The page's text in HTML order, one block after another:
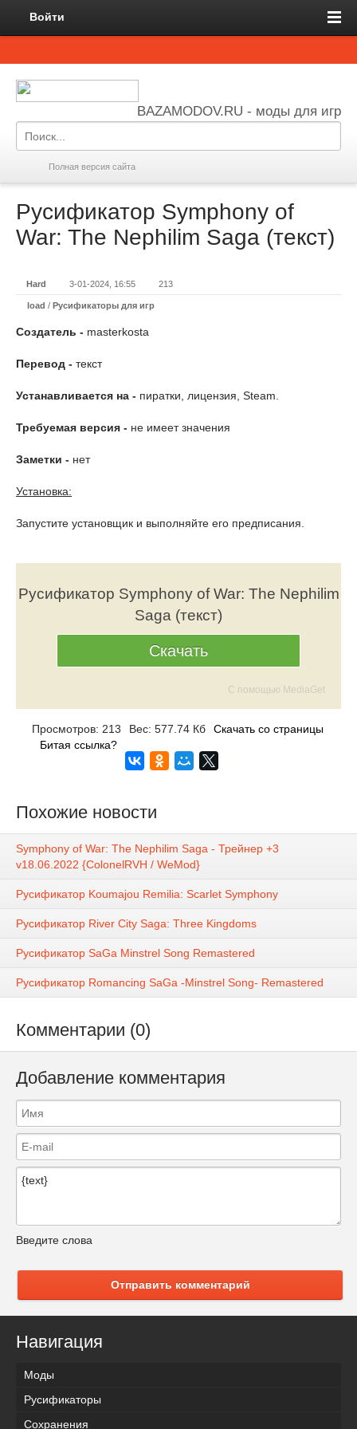
Войти
BAZAMODOV.RU - моды для игр
Полная версия сайта
Русификатор Symphony of
War: The Nephilim Saga (текст)
Hard 3-01-2024, 16:55 213
load / Русификаторы для игр
Создатель - masterkosta
Перевод - текст
Устанавливается на - пиратки, лицензия, Steam.
Требуемая версия - не имеет значения
Заметки - нет
Установка:
Запустите установщик и выполняйте его предписания.
Русификатор Symphony of War: The Nephilim
Saga (текст)
Скачать
С помощью MediaGet
Просмотров: 213 Вес: 577.74 Кб
Скачать со страницы
Битая ссылка?
Похожие новости
Symphony of War: The Nephilim Saga - Трейнер +3
v18.06.2022 {ColonelRVH / WeMod}
Русификатор Koumajou Remilia: Scarlet Symphony
Русификатор River City Saga: Three Kingdoms
Русификатор SaGa Minstrel Song Remastered
Русификатор Romancing SaGa -Minstrel Song- Remastered
Комментарии (0)
Добавление комментария
Введите слова
Отправить комментарий
Навигация
Моды
Русификаторы
Сохранения